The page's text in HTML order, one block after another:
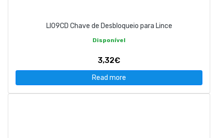
LI09CD Chave de Desbloqueio para Lince
Disponível
3,32€
Read more